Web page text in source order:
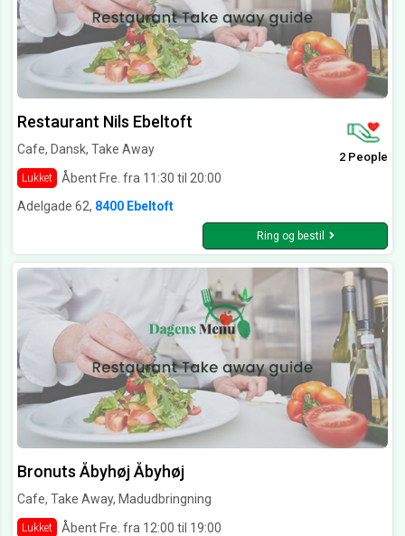
Restaurant Nils Ebeltoft
Cafe, Dansk, Take Away
Lukket Åbent Fre. fra 11:30 til 20:00
2 People
Adelgade 62, 8400 Ebeltoft
Ring og bestil
Bronuts Åbyhøj Åbyhøj
Cafe, Take Away, Madudbringning
Lukket
Åbent Fre. fra 12:00 til 19:00